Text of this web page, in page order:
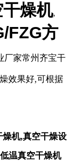
燥机,
FZG方
厂家常州齐宝干
效果好,可根据
机,真空干燥设
温真空干燥机